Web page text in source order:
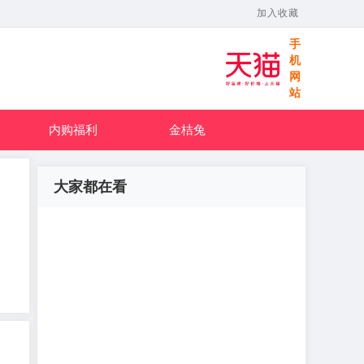
加入收藏
手
机
网
站
内购福利 金桔兔
大家都在看